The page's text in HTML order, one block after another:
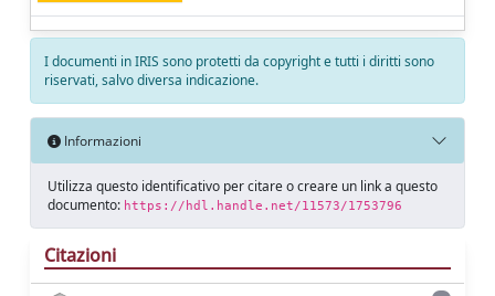
I documenti in IRIS sono protetti da copyright e tutti i diritti sono
riservati, salvo diversa indicazione.
Informazioni
Utilizza questo identificativo per citare o creare un link a questo
documento: https://hdl.handle.net/11573/1753796
Citazioni